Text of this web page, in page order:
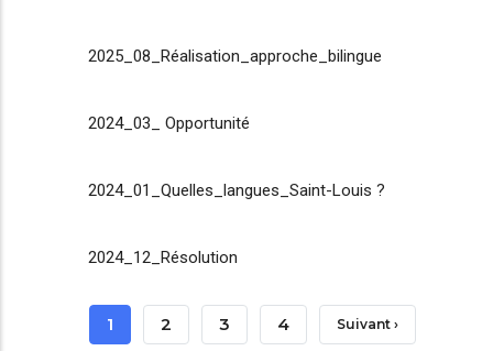
2025_08_Réalisation_approche_bilingue
2024_03_ Opportunité
2024_01_Quelles_langues_Saint-Louis ?
2024_12_Résolution
Pagination
Page
1 Page
2 Page
3 Page
4 Page
Suivant ›